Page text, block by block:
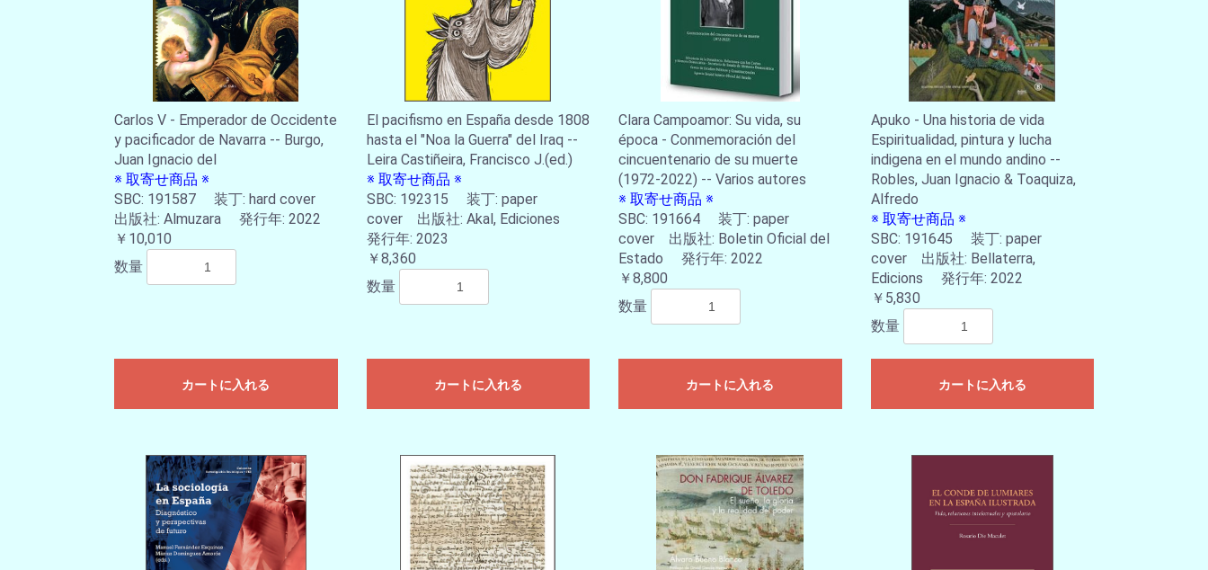
Carlos V - Emperador de Occidente
y pacificador de Navarra -- Burgo,
Juan Ignacio del
※ 取寄せ商品 ※
SBC: 191587 装丁: hard cover
出版社: Almuzara 発行年: 2022
￥10,010
数量
カートに入れる
El pacifismo en España desde 1808
hasta el "Noa la Guerra" del Iraq --
Leira Castiñeira, Francisco J.(ed.)
※ 取寄せ商品 ※
SBC: 192315 装丁: paper
cover 出版社: Akal, Ediciones
発行年: 2023
￥8,360
数量
カートに入れる
Clara Campoamor: Su vida, su
época - Conmemoración del
cincuentenario de su muerte
(1972-2022) -- Varios autores
※ 取寄せ商品 ※
SBC: 191664 装丁: paper
cover 出版社: Boletin Oficial del
Estado 発行年: 2022
￥8,800
数量
カートに入れる
Apuko - Una historia de vida
Espiritualidad, pintura y lucha
indigena en el mundo andino --
Robles, Juan Ignacio & Toaquiza,
Alfredo
※ 取寄せ商品 ※
SBC: 191645 装丁: paper
cover 出版社: Bellaterra,
Edicions 発行年: 2022
￥5,830
数量
カートに入れる